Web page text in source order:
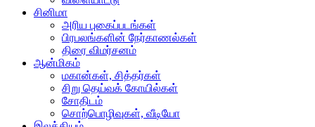
சினிமா
அரிய புகைப்படங்கள்
பிரபலங்களின் நேர்காணல்கள்
திரை விமர்சனம்
ஆன்மிகம்
மகான்கள், சித்தர்கள்
சிறு தெய்வக் கோயில்கள்
சோதிடம்
சொற்பொழிவுகள், வீடியோ